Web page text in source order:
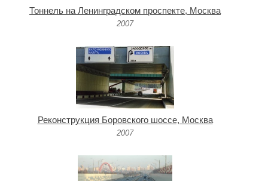
Тоннель на Ленинградском проспекте, Москва
2007
Реконструкция Боровского шоссе, Москва
2007